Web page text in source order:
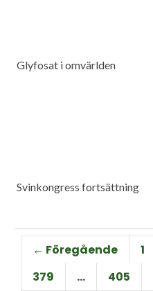
Glyfosat i omvärlden
Svinkongress fortsättning
← Föregående 1
379
… 405